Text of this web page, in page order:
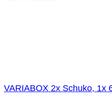
VARIABOX 2x Schuko, 1x